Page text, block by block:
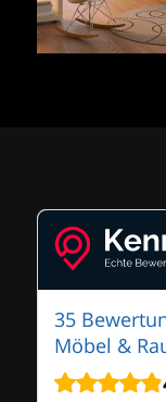
35
Möbel &